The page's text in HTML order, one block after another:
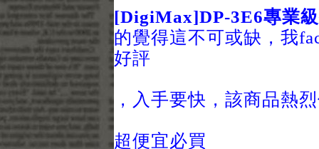
[DigiMax]DP-3E6專業
的覺得這不可或缺，我
好評
，入手要快，該商品熱
超便宜必買